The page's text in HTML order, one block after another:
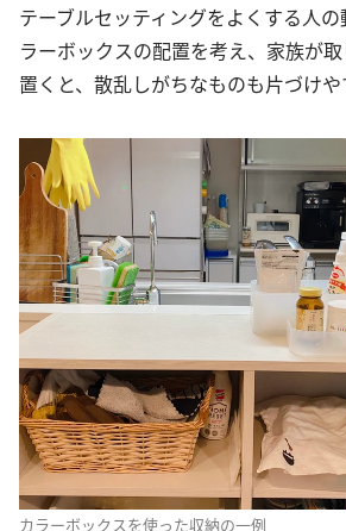
テーブルセッティングをよくする人
ラーボックスの配置を考え、家族が
置くと、散乱しがちなものも片づけや
カラーボックスを使った収納の一例